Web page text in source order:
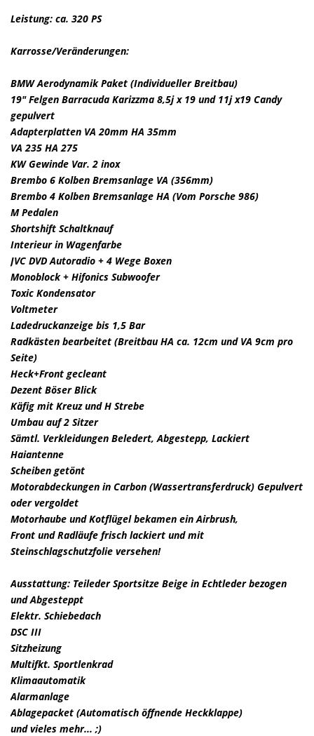
Leistung: ca. 320 PS
Karrosse/Veränderungen:
BMW Aerodynamik Paket (Individueller Breitbau)
19" Felgen Barracuda Karizzma 8,5j x 19 und 11j x19 Candy
gepulvert
Adapterplatten VA 20mm HA 35mm
VA 235 HA 275
KW Gewinde Var. 2 inox
Brembo 6 Kolben Bremsanlage VA (356mm)
Brembo 4 Kolben Bremsanlage HA (Vom Porsche 986)
M Pedalen
Shortshift Schaltknauf
Interieur in Wagenfarbe
JVC DVD Autoradio + 4 Wege Boxen
Monoblock + Hifonics Subwoofer
Toxic Kondensator
Voltmeter
Ladedruckanzeige bis 1,5 Bar
Radkästen bearbeitet (Breitbau HA ca. 12cm und VA 9cm pro
Seite)
Heck+Front gecleant
Dezent Böser Blick
Käfig mit Kreuz und H Strebe
Umbau auf 2 Sitzer
Sämtl. Verkleidungen Beledert, Abgestepp, Lackiert
Haiantenne
Scheiben getönt
Motorabdeckungen in Carbon (Wassertransferdruck) Gepulvert
oder vergoldet
Motorhaube und Kotflügel bekamen ein Airbrush,
Front und Radläufe frisch lackiert und mit
Steinschlagschutzfolie versehen!
Ausstattung: Teileder Sportsitze Beige in Echtleder bezogen
und Abgesteppt
Elektr. Schiebedach
DSC III
Sitzheizung
Multifkt. Sportlenkrad
Klimaautomatik
Alarmanlage
Ablagepacket (Automatisch öffnende Heckklappe)
und vieles mehr... ;)